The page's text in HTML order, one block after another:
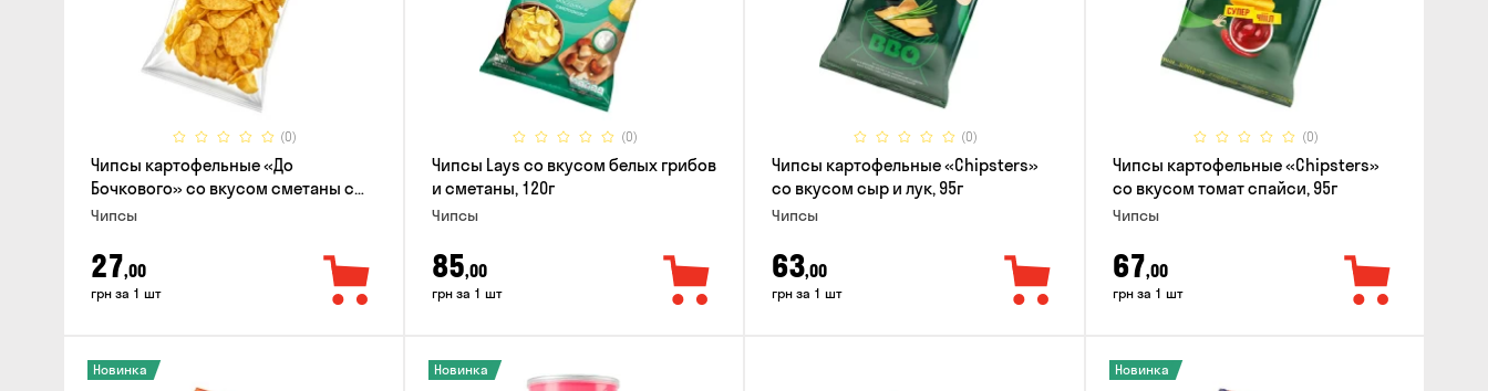
(0)
Чипсы картофельные «До
Бочкового» со вкусом сметаны с
зеленью, 100г
Чипсы
27,00
грн за 1 шт
(0)
Чипсы Lays со вкусом белых грибов
и сметаны, 120г
Чипсы
85,00
грн за 1 шт
(0)
Чипсы картофельные «Chipsters»
со вкусом сыр и лук, 95г
Чипсы
63,00
грн за 1 шт
(0)
Чипсы картофельные «Chipsters»
со вкусом томат спайси, 95г
Чипсы
67,00
грн за 1 шт
Новинка Новинка Новинка